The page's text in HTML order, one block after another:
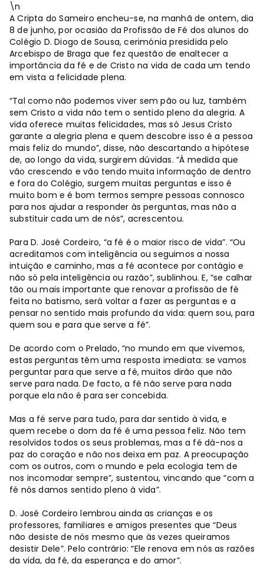
\n
A Cripta do Sameiro encheu-se, na manhã de ontem, dia
8 de junho, por ocasião da Profissão de Fé dos alunos do
Colégio D. Diogo de Sousa, cerimónia presidida pelo
Arcebispo de Braga que fez questão de enaltecer a
importância da fé e de Cristo na vida de cada um tendo
em vista a felicidade plena.
“Tal como não podemos viver sem pão ou luz, também
sem Cristo a vida não tem o sentido pleno da alegria. A
vida oferece muitas felicidades, mas só Jesus Cristo
garante a alegria plena e quem descobre isso é a pessoa
mais feliz do mundo”, disse, não descartando a hipótese
de, ao longo da vida, surgirem dúvidas. “À medida que
vão crescendo e vão tendo muita informação de dentro
e fora do Colégio, surgem muitas perguntas e isso é
muito bom e é bom termos sempre pessoas connosco
para nos ajudar a responder às perguntas, mas não a
substituir cada um de nós”, acrescentou.
Para D. José Cordeiro, “a fé é o maior risco de vida”. “Ou
acreditamos com inteligência ou seguimos a nossa
intuição e caminho, mas a fé acontece por contágio e
não só pela inteligência ou razão”, sublinhou. E, “se calhar
tão ou mais importante que renovar a profissão de fé
feita no batismo, será voltar a fazer as perguntas e a
pensar no sentido mais profundo da vida: quem sou, para
quem sou e para que serve a fé”.
De acordo com o Prelado, “no mundo em que vivemos,
estas perguntas têm uma resposta imediata: se vamos
perguntar para que serve a fé, muitos dirão que não
serve para nada. De facto, a fé não serve para nada
porque ela não é para ser concebida.
Mas a fé serve para tudo, para dar sentido à vida, e
quem recebe o dom da fé é uma pessoa feliz. Não tem
resolvidos todos os seus problemas, mas a fé dá-nos a
paz do coração e não nos deixa em paz. A preocupação
com os outros, com o mundo e pela ecologia tem de
nos incomodar sempre”, sustentou, vincando que “com a
fé nós damos sentido pleno à vida”.
D. José Cordeiro lembrou ainda as crianças e os
professores, familiares e amigos presentes que “Deus
não desiste de nós mesmo que às vezes queiramos
desistir Dele”. Pelo contrário: “Ele renova em nós as razões
da vida, da fé, da esperança e do amor”.